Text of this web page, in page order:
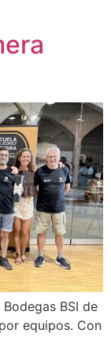
BSI de
equipos. Con